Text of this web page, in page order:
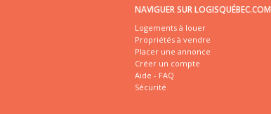
NAVIGUER SUR LOGISQUÉBEC.COM
Logements à louer
Propriétés à vendre
Placer une annonce
Créer un compte
Aide - FAQ
Sécurité